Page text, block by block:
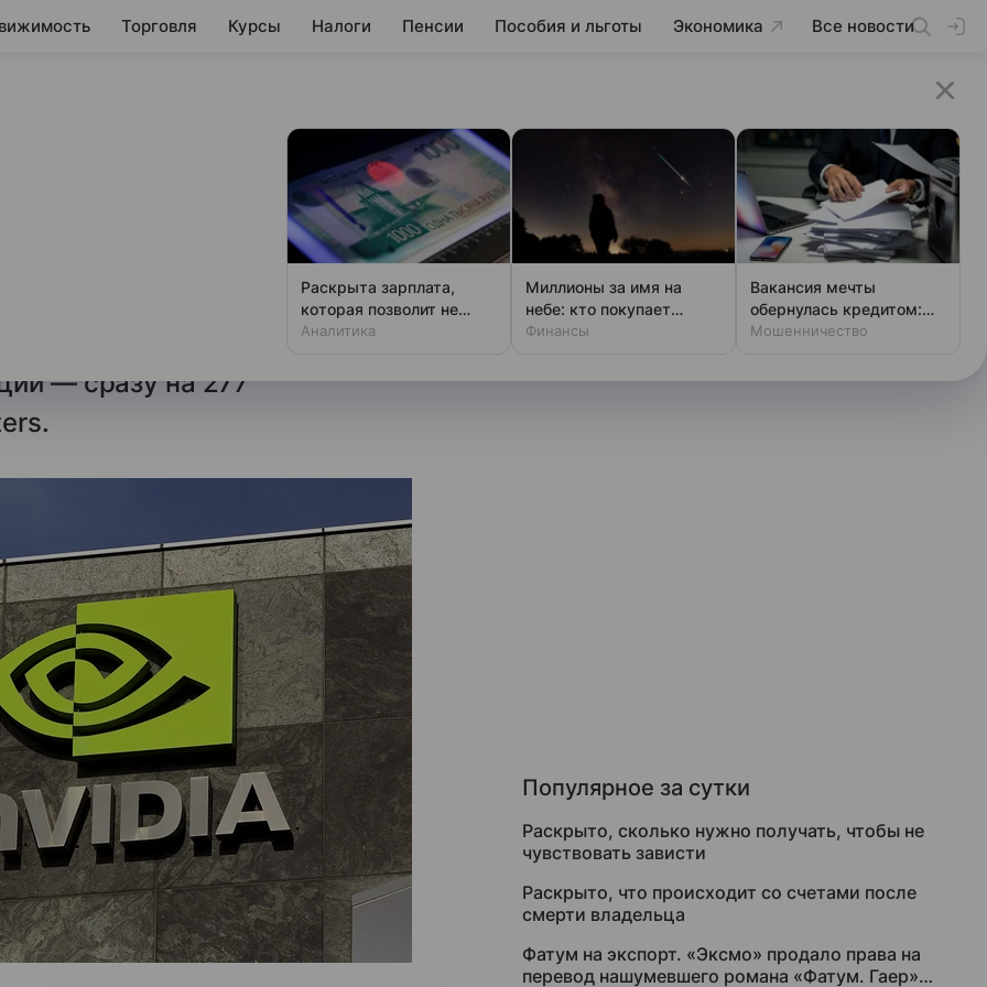
Торговля Курсы Налоги Пенсии Пособия и льготы Экономика Все новости
по скорости
за сутки
стоимость Nvidia
долларов. Установить новый
в истории Уолл-стрит
— сразу на 277
Популярное за сутки
Раскрыто, сколько нужно получать, чтобы не
чувствовать зависти
Раскрыто, что происходит со счетами после
смерти владельца
Фатум на экспорт. «Эксмо» продало права на
перевод нашумевшего романа «Фатум. Гаер»
Раскрыта зарплата,
которая позволит не
чувствовать зависти
Аналитика
Миллионы за имя на
небе: кто покупает
звезды
Финансы
Вакансия мечты
обернулась кредитом:
новая уловка аферистов
Мошенничество